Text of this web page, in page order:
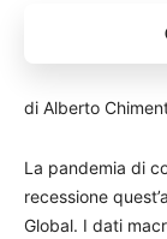
di Alberto
La pandemia di
recessione
Global. I dati